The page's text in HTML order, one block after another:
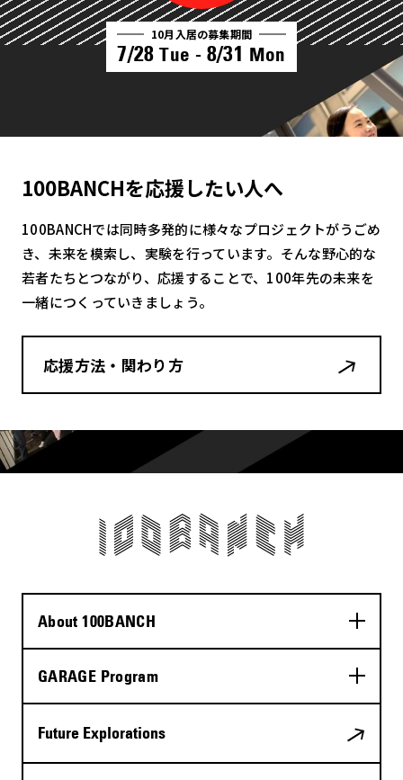
10月入居の募集期間
7/28 Tue - 8/31 Mon
100BANCHを応援したい人へ
100BANCHでは同時多発的に様々なプロジェクトがうごめ
き、未来を模索し、実験を行っています。そんな野心的な
若者たちとつながり、応援することで、100年先の未来を
一緒につくっていきましょう。
応援方法・関わり方
About 100BANCH
GARAGE Program
Future Explorations